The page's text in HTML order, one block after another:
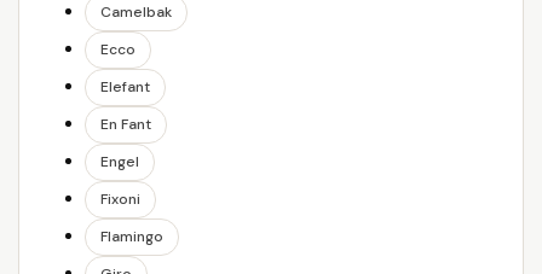
Camelbak
Ecco
Elefant
En Fant
Engel
Fixoni
Flamingo